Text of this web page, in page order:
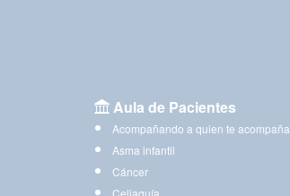
Aula de Pacientes
Acompañando a quien te acompaña
Asma infantil
Cáncer
Celiaquía